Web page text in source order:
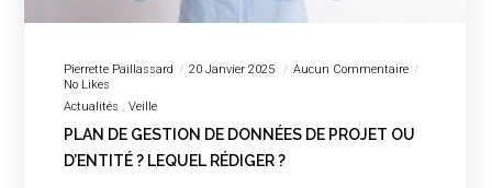
Pierrette Paillassard 20 Janvier 2025
Aucun Commentaire
No Likes
Actualités
Veille
PLAN DE GESTION DE DONNÉES DE PROJET OU
D’ENTITÉ ? LEQUEL RÉDIGER ?